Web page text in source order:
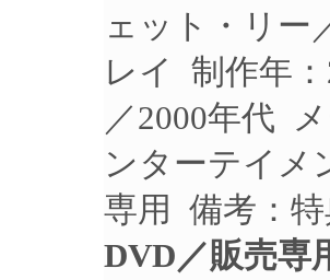
ェット・リー
レイ 制作年
／2000年代
ンターテイメ
専用 備考：
DVD／販売専